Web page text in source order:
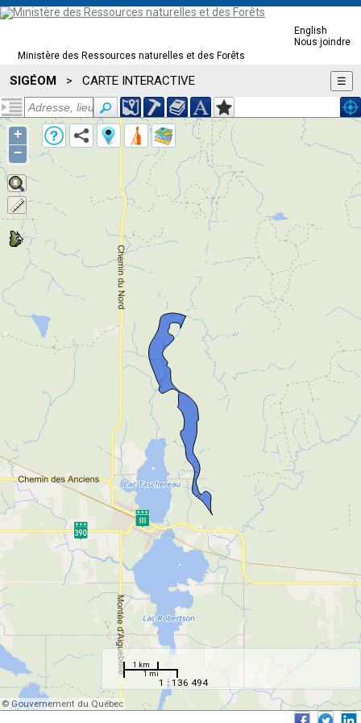
Ministère des Ressources naturelles et des Forêts
English
Nous joindre
SIGÉOM > CARTE INTERACTIVE ☰
1 km
1 mi
1 : 136 494
© Gouvernement du Québec
+
−